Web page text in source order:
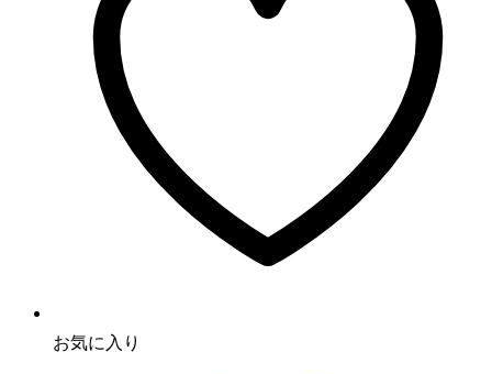
お気に入り